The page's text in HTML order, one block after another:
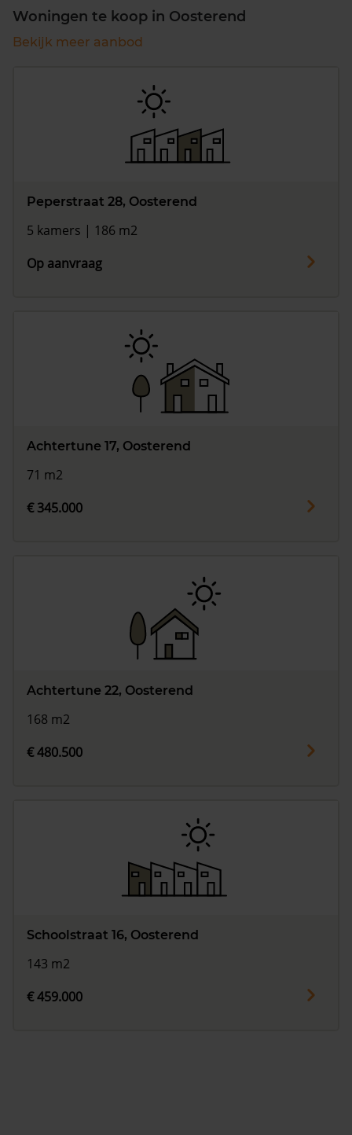
Woningen te koop in Oosterend
Bekijk meer aanbod
Peperstraat 28, Oosterend
5 kamers | 186 m2
Op aanvraag
Achtertune 17, Oosterend
71 m2
€ 345.000
Achtertune 22, Oosterend
168 m2
€ 480.500
Schoolstraat 16, Oosterend
143 m2
€ 459.000